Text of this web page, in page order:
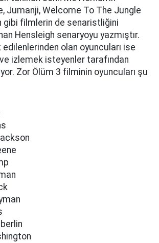
Jumanji, Welcome To The Jungle
gibi filmlerin de senaristliğini
Hensleigh senaryoyu yazmıştır.
olan oyuncuları ise
izlemek isteyenler tarafından
Zor Ölüm 3 filminin oyuncuları şu